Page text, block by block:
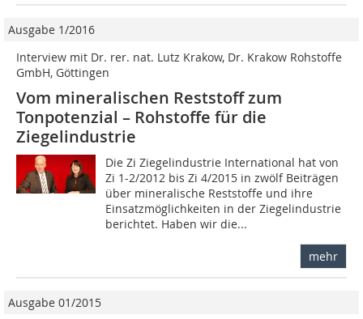
Ausgabe 1/2016
Interview mit Dr. rer. nat. Lutz Krakow, Dr. Krakow Rohstoffe
GmbH, Göttingen
Vom mineralischen Reststoff zum
Tonpotenzial – Rohstoffe für die
Ziegelindustrie
Die Zi Ziegelindustrie International hat von
Zi 1-2/2012 bis Zi 4/2015 in zwölf Beiträgen
über mineralische Reststoffe und ihre
Einsatzmöglichkeiten in der Ziegelindustrie
berichtet. Haben wir die...
mehr
Ausgabe 01/2015